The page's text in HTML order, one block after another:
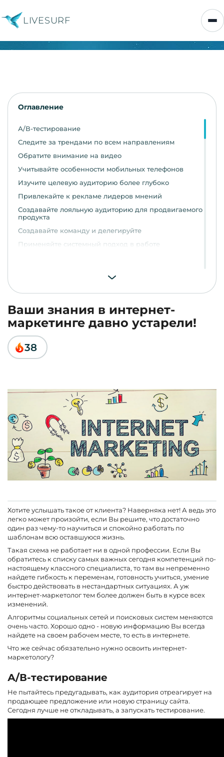
LIVESURF
Оглавление
А/В-тестирование
Следите за трендами по всем направлениям
Обратите внимание на видео
Учитывайте особенности мобильных телефонов
Изучите целевую аудиторию более глубоко
Привлекайте к рекламе лидеров мнений
Создавайте лояльную аудиторию для продвигаемого
продукта
Создавайте команду и делегируйте
Применяйте системный подход в работе
Ваши знания в интернет-
маркетинге давно устарели!
38
Хотите услышать такое от клиента? Наверняка нет! А ведь это
легко может произойти, если Вы решите, что достаточно
один раз чему-то научиться и спокойно работать по
шаблонам всю оставшуюся жизнь.
Такая схема не работает ни в одной профессии. Если Вы
обратитесь к списку самых важных сегодня компетенций по-
настоящему классного специалиста, то там вы непременно
найдете гибкость к переменам, готовность учиться, умение
быстро действовать в нестандартных ситуациях. А уж
интернет-маркетолог тем более должен быть в курсе всех
изменений.
Алгоритмы социальных сетей и поисковых систем меняются
очень часто. Хорошо одно - новую информацию Вы всегда
найдете на своем рабочем месте, то есть в интернете.
Что же сейчас обязательно нужно освоить интернет-
маркетологу?
А/В-тестирование
Не пытайтесь предугадывать, как аудитория отреагирует на
продающее предложение или новую страницу сайта.
Сегодня лучше не откладывать, а запускать тестирование.